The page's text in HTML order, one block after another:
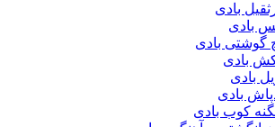
بادی
بادی
گوشتی بادی
بادی
بادی
بادی
کوب بادی